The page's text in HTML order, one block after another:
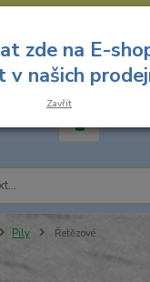
431 045 --- Prodejna
Pily Řetězové
zde na E-
v našich
Zavřít